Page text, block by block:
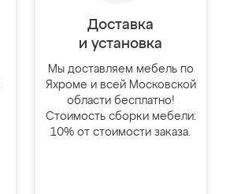
Доставка
и установка
Мы доставляем мебель по
Яхроме и всей Московской
области бесплатно!
Стоимость сборки мебели:
10% от стоимости заказа.